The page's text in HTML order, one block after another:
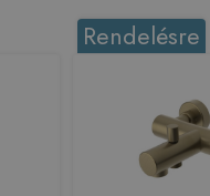
Rendelésre